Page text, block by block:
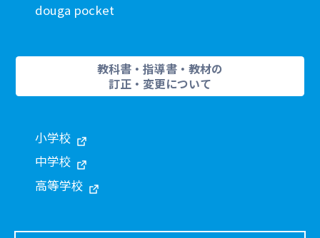
douga pocket
教科書・指導書・教材の
訂正・変更について
小学校
中学校
高等学校